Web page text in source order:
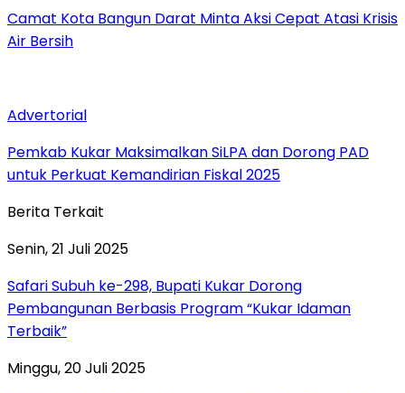
Camat Kota Bangun Darat Minta Aksi Cepat Atasi Krisis
Air Bersih
Advertorial
Pemkab Kukar Maksimalkan SiLPA dan Dorong PAD
untuk Perkuat Kemandirian Fiskal 2025
Berita Terkait
Senin, 21 Juli 2025
Safari Subuh ke-298, Bupati Kukar Dorong
Pembangunan Berbasis Program “Kukar Idaman
Terbaik”
Minggu, 20 Juli 2025